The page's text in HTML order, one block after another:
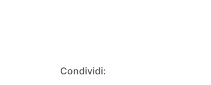
Condividi: